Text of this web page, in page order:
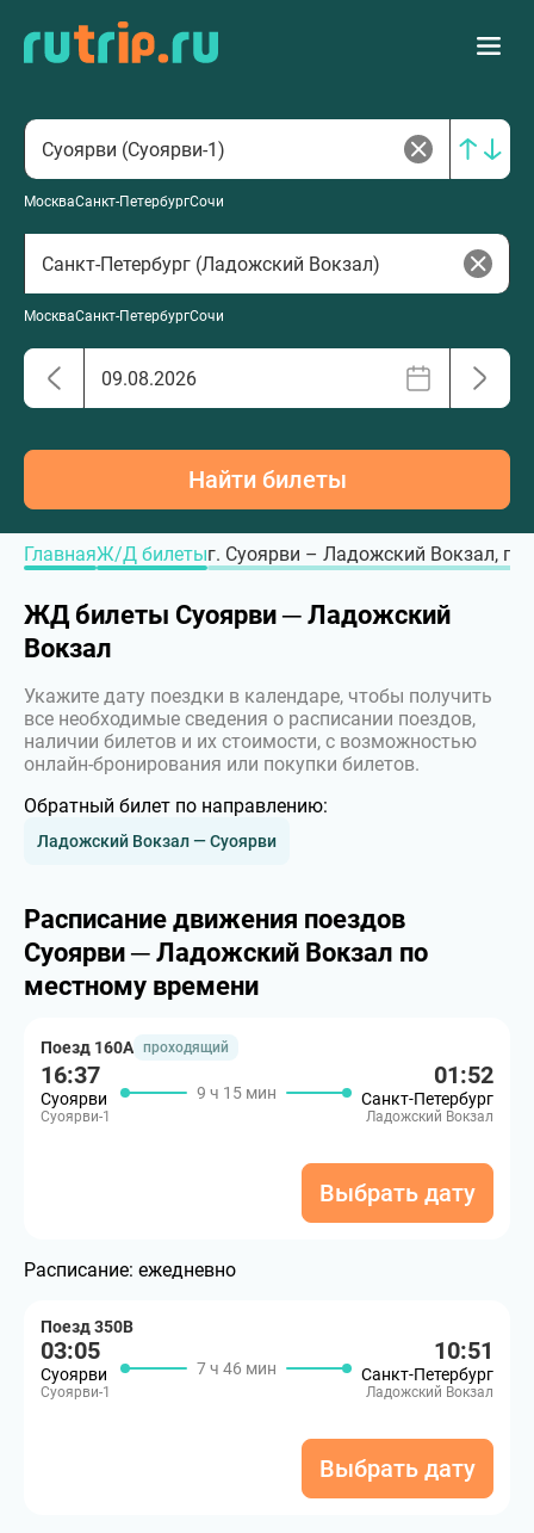
МоскваСанкт-ПетербургСочи
МоскваСанкт-ПетербургСочи
Найти билеты
ГлавнаяЖ/Д билетыг. Суоярви – Ладожский Вокзал, г.
ЖД билеты Суоярви ─ Ладожский
Вокзал
Укажите дату поездки в календаре, чтобы получить
все необходимые сведения о расписании поездов,
наличии билетов и их стоимости, с возможностью
онлайн-бронирования или покупки билетов.
Обратный билет по направлению:
Ладожский Вокзал — Суоярви
Расписание движения поездов
Суоярви ─ Ладожский Вокзал по
местному времени
Поезд 160А проходящий
16:37
Суоярви
Суоярви-1
9 ч 15 мин
01:52
Санкт-Петербург
Ладожский Вокзал
Выбрать дату
Расписание: ежедневно
Поезд 350В
03:05
Суоярви
Суоярви-1
7 ч 46 мин
10:51
Санкт-Петербург
Ладожский Вокзал
Выбрать дату